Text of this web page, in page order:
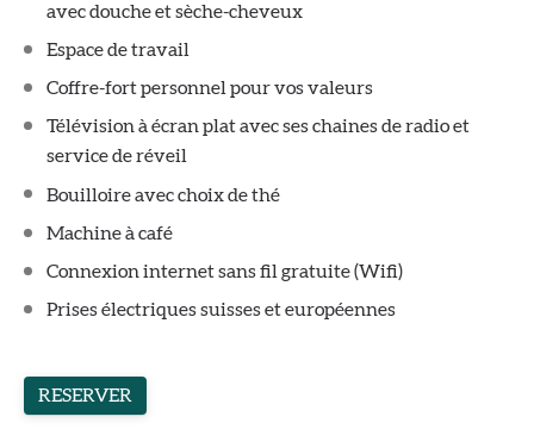
avec douche et sèche-cheveux
Espace de travail
Coffre-fort personnel pour vos valeurs
Télévision à écran plat avec ses chaines de radio et
service de réveil
Bouilloire avec choix de thé
Machine à café
Connexion internet sans fil gratuite (Wifi)
Prises électriques suisses et européennes
RESERVER